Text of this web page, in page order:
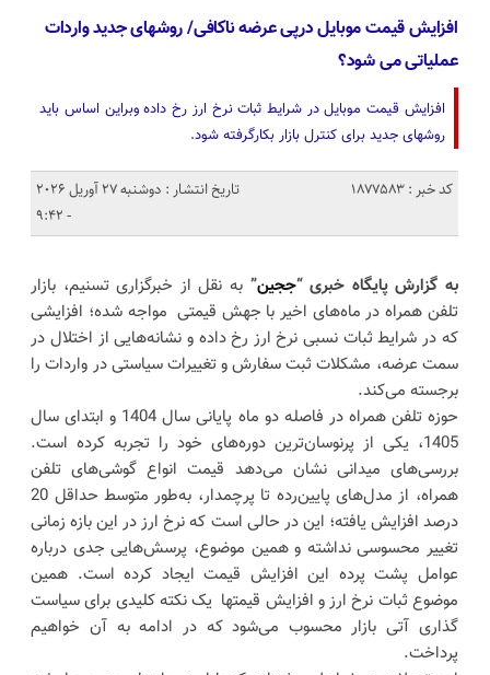
افزایش قیمت موبایل درپی عرضه ناکافی/ روشهای جدید واردات
عملیاتی می شود؟
افزایش قیمت موبایل در شرایط ثبات نرخ ارز رخ داده وبراین اساس باید
روشهای جدید برای کنترل بازار بکارگرفته شود.
کد خبر : 1877583
تاریخ انتشار : دوشنبه 27 آوریل 2026
- 9:42
به گزارش پایگاه خبری “ججین” به نقل از خبرگزاری تسنیم، بازار
تلفن همراه در ماه‌های اخیر با جهش قیمتی مواجه شده؛ افزایشی
که در شرایط ثبات نسبی نرخ ارز رخ داده و نشانه‌هایی از اختلال در
سمت عرضه، مشکلات ثبت سفارش و تغییرات سیاستی در واردات را
برجسته می‌کند.
حوزه تلفن همراه در فاصله دو ماه پایانی سال 1404 و ابتدای سال
1405، یکی از پرنوسان‌ترین دوره‌های خود را تجربه کرده است.
بررسی‌های میدانی نشان می‌دهد قیمت انواع گوشی‌های تلفن
همراه، از مدل‌های پایین‌رده تا پرچمدار، به‌طور متوسط حداقل 20
درصد افزایش یافته؛ این در حالی است که نرخ ارز در این بازه زمانی
تغییر محسوسی نداشته و همین موضوع، پرسش‌هایی جدی درباره
عوامل پشت پرده این افزایش قیمت ایجاد کرده است. همین
موضوع ثبات نرخ ارز و افزایش قیمتها یک نکته کلیدی برای سیاست
گذاری آتی بازار محسوب می‌شود که در ادامه به آن خواهیم
پرداخت.